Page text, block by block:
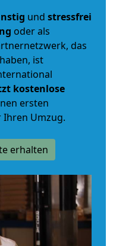
und stressfrei
oder als
das
ist
kostenlose
ersten
Umzug.
erhalten